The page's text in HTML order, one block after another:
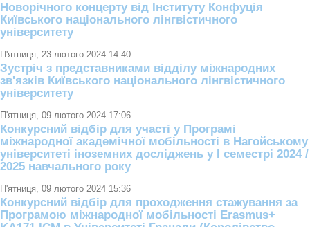
Новорічного концерту від Інституту Конфуція
Київського національного лінгвістичного
університету
П'ятниця, 23 лютого 2024 14:40
Зустріч з представниками відділу міжнародних
зв'язків Київського національного лінгвістичного
університету
П'ятниця, 09 лютого 2024 17:06
Конкурсний відбір для участі у Програмі
міжнародної академічної мобільності в Нагойському
університеті іноземних досліджень у І семестрі 2024 /
2025 навчального року
П'ятниця, 09 лютого 2024 15:36
Конкурсний відбір для проходження стажування за
Програмою міжнародної мобільності Erasmus+